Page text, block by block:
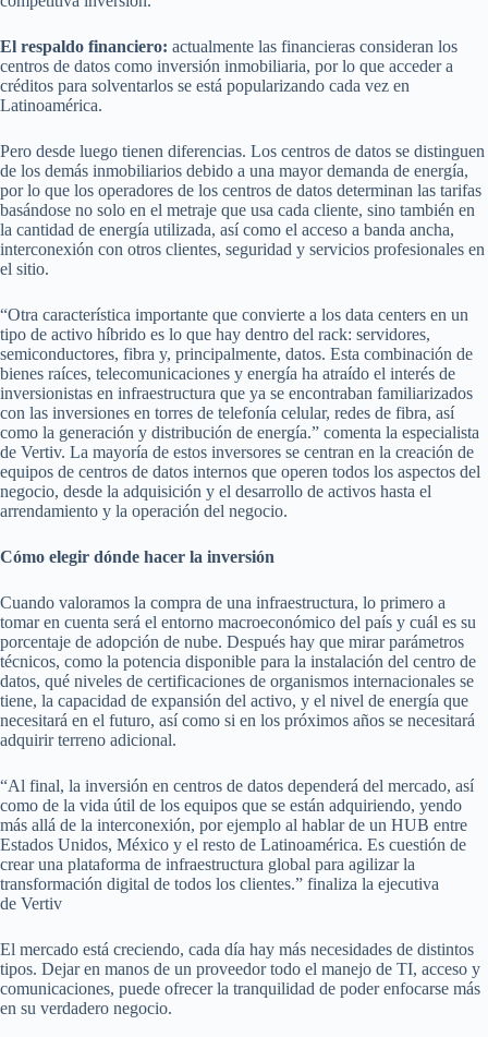
El respaldo financiero: actualmente las financieras consideran los
centros de datos como inversión inmobiliaria, por lo que acceder a
créditos para solventarlos se está popularizando cada vez en
Latinoamérica.
Pero desde luego tienen diferencias. Los centros de datos se distinguen
de los demás inmobiliarios debido a una mayor demanda de energía,
por lo que los operadores de los centros de datos determinan las tarifas
basándose no solo en el metraje que usa cada cliente, sino también en
la cantidad de energía utilizada, así como el acceso a banda ancha,
interconexión con otros clientes, seguridad y servicios profesionales en
el sitio.
“Otra característica importante que convierte a los data centers en un
tipo de activo híbrido es lo que hay dentro del rack: servidores,
semiconductores, fibra y, principalmente, datos. Esta combinación de
bienes raíces, telecomunicaciones y energía ha atraído el interés de
inversionistas en infraestructura que ya se encontraban familiarizados
con las inversiones en torres de telefonía celular, redes de fibra, así
como la generación y distribución de energía.” comenta la especialista
de Vertiv. La mayoría de estos inversores se centran en la creación de
equipos de centros de datos internos que operen todos los aspectos del
negocio, desde la adquisición y el desarrollo de activos hasta el
arrendamiento y la operación del negocio.
Cómo elegir dónde hacer la inversión
Cuando valoramos la compra de una infraestructura, lo primero a
tomar en cuenta será el entorno macroeconómico del país y cuál es su
porcentaje de adopción de nube. Después hay que mirar parámetros
técnicos, como la potencia disponible para la instalación del centro de
datos, qué niveles de certificaciones de organismos internacionales se
tiene, la capacidad de expansión del activo, y el nivel de energía que
necesitará en el futuro, así como si en los próximos años se necesitará
adquirir terreno adicional.
“Al final, la inversión en centros de datos dependerá del mercado, así
como de la vida útil de los equipos que se están adquiriendo, yendo
más allá de la interconexión, por ejemplo al hablar de un HUB entre
Estados Unidos, México y el resto de Latinoamérica. Es cuestión de
crear una plataforma de infraestructura global para agilizar la
transformación digital de todos los clientes.” finaliza la ejecutiva
de Vertiv
El mercado está creciendo, cada día hay más necesidades de distintos
tipos. Dejar en manos de un proveedor todo el manejo de TI, acceso y
comunicaciones, puede ofrecer la tranquilidad de poder enfocarse más
en su verdadero negocio.